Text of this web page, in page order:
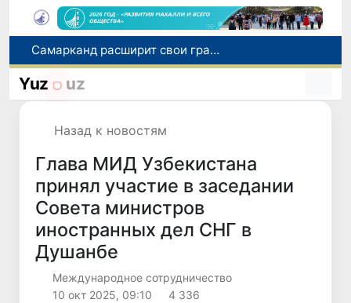
Самарканд расширит свои границы и приблизится к статусу города-миллионника
С 1 сентября пассажиры должны будут оплачивать проезд сразу при посадке в автобус
Yuz uz
Назад к новостям
Глава МИД Узбекистана
принял участие в заседании
Совета министров
иностранных дел СНГ в
Душанбе
Международное сотрудничество
10 окт 2025, 09:10
4 336